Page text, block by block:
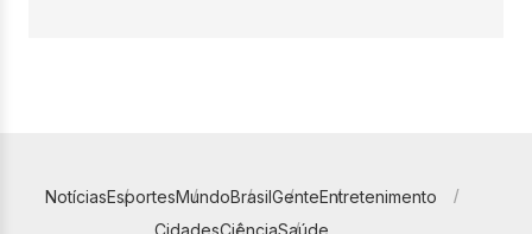
NotíciasEsportesMundoBrasilGenteEntretenimento
CidadesCiênciaSaúde